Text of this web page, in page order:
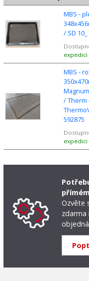
MBS -
/ SD
expedici
MBS -
/ Therm
592875
expedici
Ozvěte
zdarma